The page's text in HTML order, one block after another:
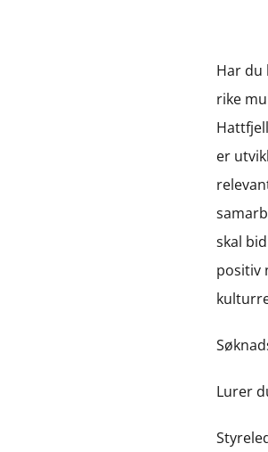
Har du
rike
er
skal
positiv
Lurer